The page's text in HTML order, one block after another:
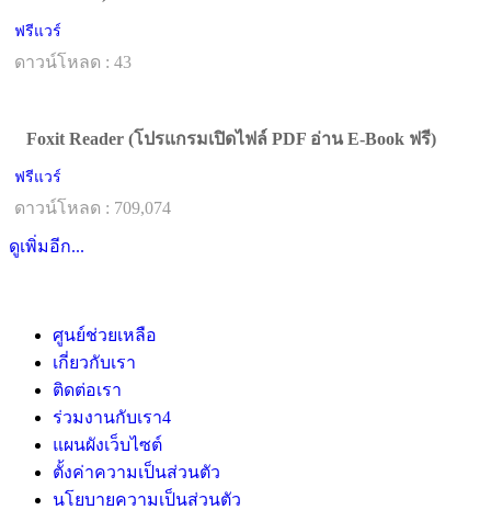
ฟรีแวร์
ดาวน์โหลด : 43
Foxit Reader (โปรแกรมเปิดไฟล์ PDF อ่าน E-Book ฟรี)
ฟรีแวร์
ดาวน์โหลด : 709,074
ดูเพิ่มอีก...
ศูนย์ช่วยเหลือ
เกี่ยวกับเรา
ติดต่อเรา
ร่วมงานกับเรา4
แผนผังเว็บไซต์
ตั้งค่าความเป็นส่วนตัว
นโยบายความเป็นส่วนตัว